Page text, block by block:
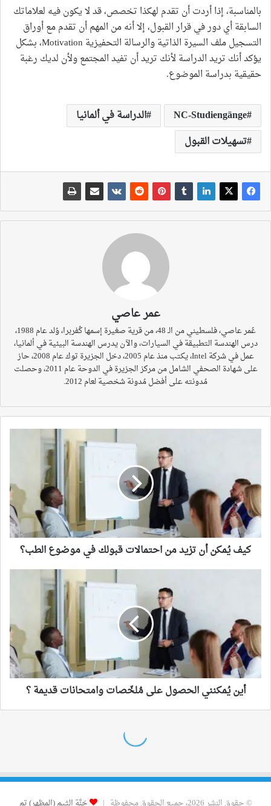
© حقوق النشر 2026، جميع الحقوق محفوظة | جَنَّة الثيم (المظهر) تم